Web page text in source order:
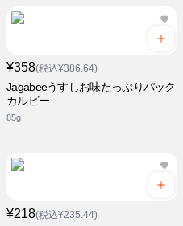
¥358(税込¥386.64)
Jagabeeうすしお味たっぷりパック
カルビー
85g
¥218(税込¥235.44)